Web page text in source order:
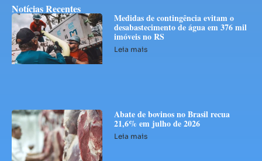
Notícias Recentes
Medidas de contingência evitam o
desabastecimento de água em 376 mil
imóveis no RS
Leia mais
Abate de bovinos no Brasil recua
21,6% em julho de 2026
Leia mais